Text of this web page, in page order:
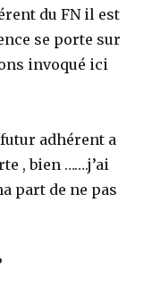
du FN il est
se porte sur
invoqué ici
adhérent a
, bien …….j’ai
part de ne pas